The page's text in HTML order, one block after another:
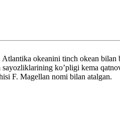
okeanini tinch okean
ko’pligi kema
F. Magellan nomi bilan atalgan.